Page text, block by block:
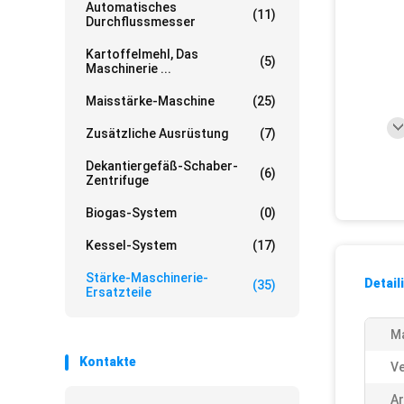
Automatisches
Durchflussmesser
(11)
Kartoffelmehl, Das
Maschinerie ...
(5)
Maisstärke-Maschine (25)
Zusätzliche Ausrüstung (7)
Dekantiergefäß-Schaber-
Zentrifuge
(6)
Biogas-System (0)
Kessel-System (17)
Stärke-Maschinerie-
Ersatzteile
(35)
Kontakte